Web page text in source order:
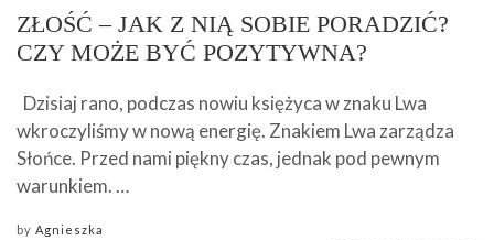
ZŁOŚĆ – JAK Z NIĄ SOBIE PORADZIĆ?
CZY MOŻE BYĆ POZYTYWNA?
Dzisiaj rano, podczas nowiu księżyca w znaku Lwa
wkroczyliśmy w nową energię. Znakiem Lwa zarządza
Słońce. Przed nami piękny czas, jednak pod pewnym
warunkiem. …
by Agnieszka